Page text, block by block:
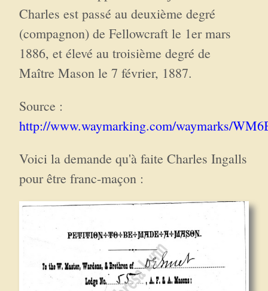
Charles est passé au deuxième degré
(compagnon) de Fellowcraft le 1er mars
1886, et élevé au troisième degré de
Maître Mason le 7 février, 1887.
Source :
http://www.waymarking.com/waymarks/
Voici la demande qu'à faite Charles Ingalls
pour être franc-maçon :